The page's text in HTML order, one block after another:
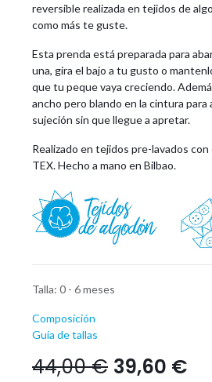
reversible realizada en tejidos de
como más te guste.
Esta prenda está preparada para
una, gira el bajo a tu gusto o
que tu peque vaya creciendo.
ancho pero blando en la cintura para
sujeción sin que llegue a apretar.
Realizado en tejidos pre-lavados
TEX. Hecho a mano en Bilbao.
Talla: 0 - 6 meses
Composición
Guía de tallas
44,00€ 39,60 €